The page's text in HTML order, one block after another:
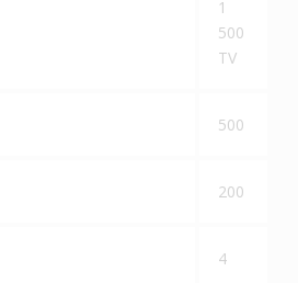
1
500
TV
500
200
4